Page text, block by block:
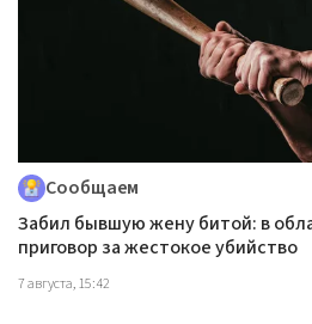
Сообщаем
Забил бывшую жену битой: в
приговор за жестокое убийство
7 августа, 15:42